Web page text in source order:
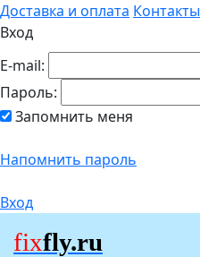
Доставка и оплата Контакты
Вход
E-mail:
Пароль:
Запомнить меня
Напомнить пароль
Вход
fixfly.ru